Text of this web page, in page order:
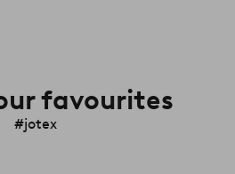
favourites
#jotex